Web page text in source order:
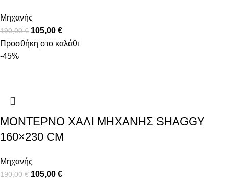
Μηχανής
190,00€ 105,00 €
Προσθήκη στο καλάθι
-45%
ΜΟΝΤΈΡΝΟ ΧΑΛΊ ΜΗΧΑΝΉΣ SHAGGY
160×230 CM
Μηχανής
190,00€ 105,00 €